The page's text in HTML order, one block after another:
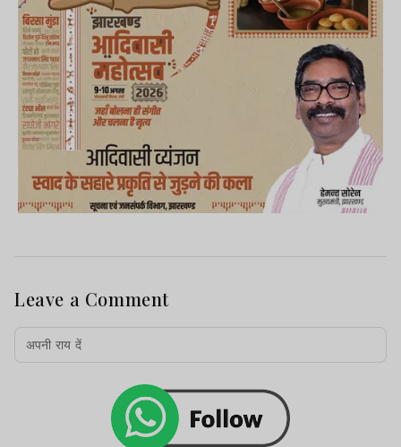
Leave a Comment